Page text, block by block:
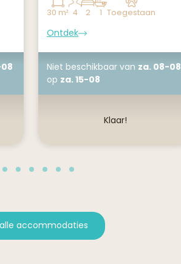
30 m² 4 2 1 Toegestaan
Ontdek
Niet beschikbaar van za. 08-08
op za. 15-08
Klaar!
alle accommodaties